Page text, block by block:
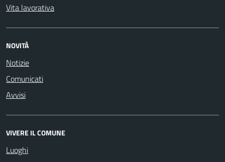
Vita lavorativa
NOVITÀ
Notizie
Comunicati
Avvisi
VIVERE IL COMUNE
Luoghi